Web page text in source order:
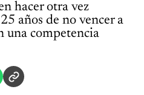
hacer otra vez
años de no vencer a
una competencia